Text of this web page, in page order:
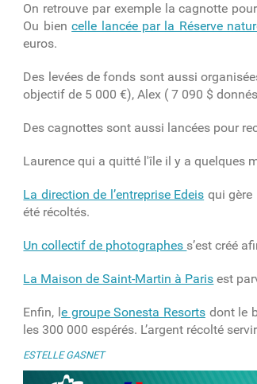
On retrouve par exemple la cagnotte
Ou biencelle lancée par la Réserve
euros.
Des levées de fonds sont aussi
objectif de 5 000 €), Alex ( 7 090 $
Des cagnottes sont aussi lancées pour
Laurence qui a quitté l'île il y a quelques
La direction de l’entreprise Edeis qui gère
été récoltés.
Un collectif de photographes s’est créé
La Maison de Saint-Martin à Paris est
Enfin, le groupe Sonesta Resortsdont le
les 300 000 espérés. L’argent récolté
ESTELLE GASNET